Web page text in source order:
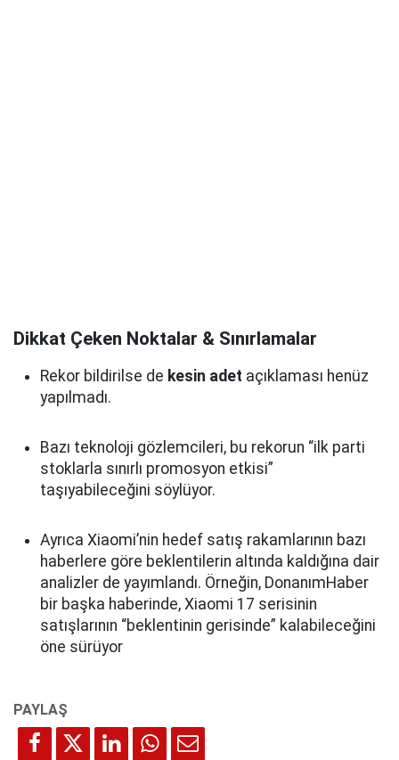
Dikkat Çeken Noktalar & Sınırlamalar
Rekor bildirilse de kesin adet açıklaması henüz
yapılmadı.
Bazı teknoloji gözlemcileri, bu rekorun “ilk parti
stoklarla sınırlı promosyon etkisi”
taşıyabileceğini söylüyor.
Ayrıca Xiaomi’nin hedef satış rakamlarının bazı
haberlere göre beklentilerin altında kaldığına dair
analizler de yayımlandı. Örneğin, DonanımHaber
bir başka haberinde, Xiaomi 17 serisinin
satışlarının “beklentinin gerisinde” kalabileceğini
öne sürüyor